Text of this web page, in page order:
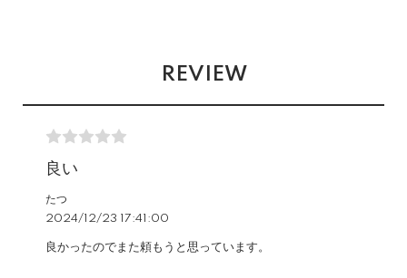
REVIEW
良い
たつ
2024/12/23 17:41:00
良かったのでまた頼もうと思っています。